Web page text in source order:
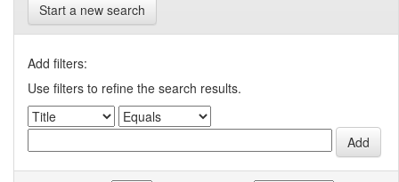
Start a new search
Add filters:
Use filters to refine the search results.